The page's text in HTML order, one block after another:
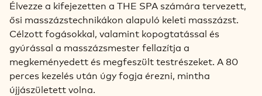
Élvezze a kifejezetten a THE SPA számára tervezett,
ősi masszázstechnikákon alapuló keleti masszázst.
Célzott fogásokkal, valamint kopogtatással és
gyúrással a masszázsmester fellazítja a
megkeményedett és megfeszült testrészeket. A 80
perces kezelés után úgy fogja érezni, mintha
újjászületett volna.